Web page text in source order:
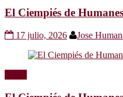
El Ciempiés de
17 julio, 2026 Jose